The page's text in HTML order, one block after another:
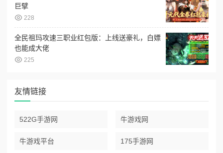
巨擘
228
全民祖玛攻速三职业红包版：上线送豪礼，白嫖
也能成大佬
225
友情链接
522G手游网 牛游戏网
牛游戏平台 175手游网